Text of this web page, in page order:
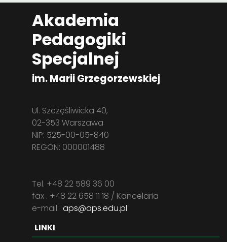
Akademia
Pedagogiki
Specjalnej
im. Marii Grzegorzewskiej
Ul. Szczęśliwicka 40,
02-353 Warszawa
NIP: 525-00-05-840
REGON: 000001488
Tel. +48 22 589 36 00
fax . +48 22 658 11 18 / Kancelaria
e-mail : aps@aps.edu.pl
LINKI